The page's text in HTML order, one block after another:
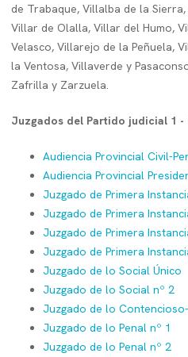
de Trabaque, Villalba de la
Villar de Olalla, Villar del Humo,
Velasco, Villarejo de la Peñuela,
la Ventosa, Villaverde y
Zafrilla y Zarzuela.
Juzgados del Partido judicial 1 -
Audiencia Provincial Civil-
Audiencia Provincial
Juzgado de Primera
Juzgado de Primera
Juzgado de Primera
Juzgado de Primera
Juzgado de lo Social Único
Juzgado de lo Social nº 2
Juzgado de lo
Juzgado de lo Penal nº 1
Juzgado de lo Penal nº 2